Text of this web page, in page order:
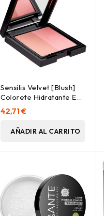
Sensilis Velvet [Blush]
Colorete Hidratante En
Polvo 02 Sweet Coral
10G
42,71 €
AÑADIR AL CARRITO